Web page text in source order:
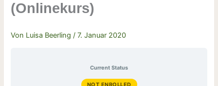
(Onlinekurs)
Von Luisa Beerling/7. Januar 2020
Current Status
NOT ENROLLED